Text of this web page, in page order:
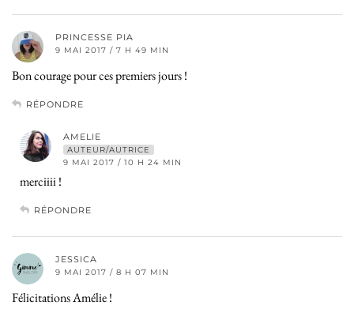
PRINCESSE PIA
9 MAI 2017 / 7 H 49 MIN
Bon courage pour ces premiers jours !
RÉPONDRE
AMELIE
AUTEUR/AUTRICE
9 MAI 2017 / 10 H 24 MIN
merciiii !
RÉPONDRE
JESSICA
9 MAI 2017 / 8 H 07 MIN
Félicitations Amélie !